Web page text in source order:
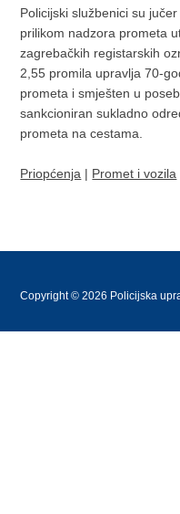
Policijski službenici su
prilikom nadzora prometa
zagrebačkih registarskih
2,55 promila upravlja 70-
prometa i smješten u
sankcioniran sukladno
prometa na cestama.
Priopćenja | Promet i vozila
Copyright © 2026 Policijska